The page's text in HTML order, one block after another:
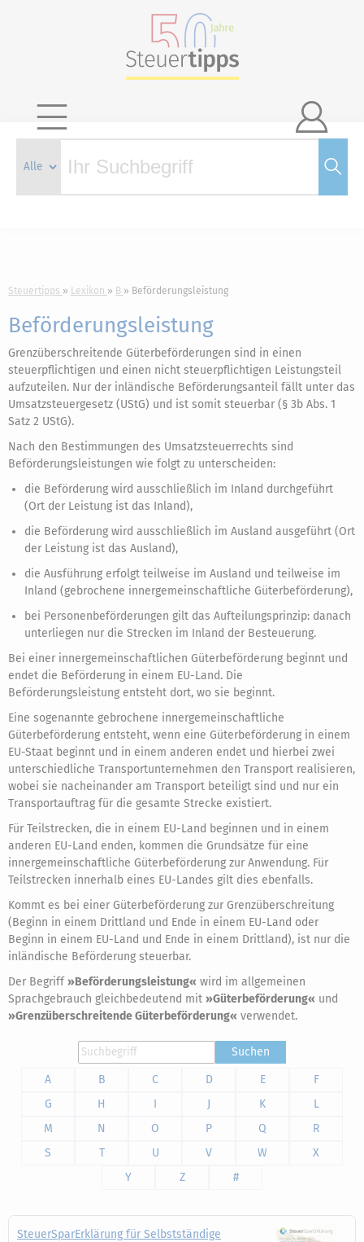

Steuertipps Lexikon B Beförderungsleistung
Beförderungsleistung
Grenzüberschreitende Güterbeförderungen sind in einen
steuerpflichtigen und einen nicht steuerpflichtigen Leistungsteil
aufzuteilen. Nur der inländische Beförderungsanteil fällt unter das
Umsatzsteuergesetz (UStG) und ist somit steuerbar (§ 3b Abs. 1
Satz 2 UStG).
Nach den Bestimmungen des Umsatzsteuerrechts sind
Beförderungsleistungen wie folgt zu unterscheiden:
die Beförderung wird ausschließlich im Inland durchgeführt
(Ort der Leistung ist das Inland),
die Beförderung wird ausschließlich im Ausland ausgeführt (Ort
der Leistung ist das Ausland),
die Ausführung erfolgt teilweise im Ausland und teilweise im
Inland (gebrochene innergemeinschaftliche Güterbeförderung),
bei Personenbeförderungen gilt das Aufteilungsprinzip: danach
unterliegen nur die Strecken im Inland der Besteuerung.
Bei einer innergemeinschaftlichen Güterbeförderung beginnt und
endet die Beförderung in einem EU-Land. Die
Beförderungsleistung entsteht dort, wo sie beginnt.
Eine sogenannte gebrochene innergemeinschaftliche
Güterbeförderung entsteht, wenn eine Güterbeförderung in einem
EU-Staat beginnt und in einem anderen endet und hierbei zwei
unterschiedliche Transportunternehmen den Transport realisieren,
wobei sie nacheinander am Transport beteiligt sind und nur ein
Transportauftrag für die gesamte Strecke existiert.
Für Teilstrecken, die in einem EU-Land beginnen und in einem
anderen EU-Land enden, kommen die Grundsätze für eine
innergemeinschaftliche Güterbeförderung zur Anwendung. Für
Teilstrecken innerhalb eines EU-Landes gilt dies ebenfalls.
Kommt es bei einer Güterbeförderung zur Grenzüberschreitung
(Beginn in einem Drittland und Ende in einem EU-Land oder
Beginn in einem EU-Land und Ende in einem Drittland), ist nur die
inländische Beförderung steuerbar.
Der Begriff»Beförderungsleistung« wird im allgemeinen
Sprachgebrauch gleichbedeutend mit »Güterbeförderung« und
»Grenzüberschreitende Güterbeförderung« verwendet.
Suchen
A
B C D E
F
G
H I J K
L
M
N O P Q
R
S
T U V W
X
Y
Z #
SteuerSparErklärung für Selbstständige